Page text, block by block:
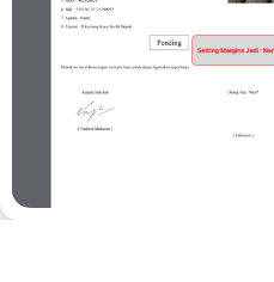
Demikian Surat Keterangan ini
( HARBUDI